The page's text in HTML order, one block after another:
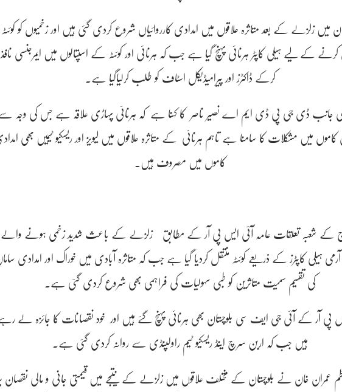
میں زلزلے کے بعد متاثرہ علاقوں میں امدادی کارروائیاں شروع کردی گئی ہیں اور زخمیوں کو کوئٹہ
کے لیے ہیلی کاپٹر ہرنائی پہنچ گیا ہے جب کہ ہرنائی اور کوئٹہ کے اسپتالوں میں ایمرجنسی نافذ
کرکے ڈاکٹرز اور پیرامیڈیکل اسٹاف کو طلب کرلیاگیا ہے۔
جانب ڈی جی پی ڈی ایم اے نصیر ناصر کا کہنا ہے کہ ہرنائی پہاڑی علاقہ ہے جس کی وجہ
میں مشکلات کا سامنا ہے تاہم ہرنائی کے متاثرہ علاقوں میں لیویز اور ریسکیو ٹیمیں بھی
کاموں میں مصروف ہیں۔
آرمی ہیلی کاپٹرز کے ذریعے کوئٹہ منتقل کردیا گیا ہے جب کہ متاثرہ آبادی میں خوراک اور امدادی
کی تقسیم سمیت متاثرین کو طبی سہولیات کی فراہمی بھی شروع کردی گئی ہے۔
پی آر کے آئی جی ایف سی بلوچستان بھی ہرنائی پہنچ گئے ہیں اور خود نقصانات کا جائزہ لے
ہیں جب کہ اربن سرچ اینڈ ریسکیو ٹیم راولپنڈی سے روانہ کردی گئی ہے۔
عمران خان نے بلوچستان کے مختلف علاقوں میں زلزلے کے نتیجے میں قیمتی جانی و مالی نقصان